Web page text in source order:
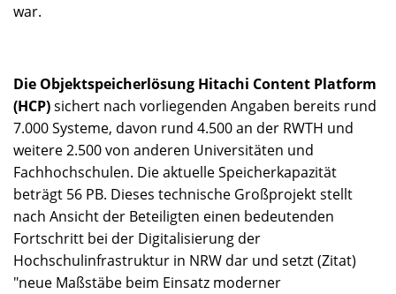
war.
Die Objektspeicherlösung Hitachi Content Platform
(HCP)sichert nach vorliegenden Angaben bereits rund
7.000 Systeme, davon rund 4.500 an der RWTH und
weitere 2.500 von anderen Universitäten und
Fachhochschulen. Die aktuelle Speicherkapazität
beträgt 56 PB. Dieses technische Großprojekt stellt
nach Ansicht der Beteiligten einen bedeutenden
Fortschritt bei der Digitalisierung der
Hochschulinfrastruktur in NRW dar und setzt (Zitat)
"neue Maßstäbe beim Einsatz moderner